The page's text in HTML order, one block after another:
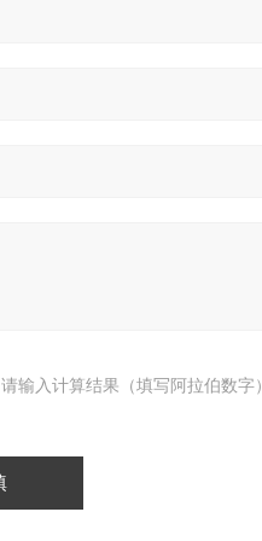
请输入计算结果（填写阿拉伯数字